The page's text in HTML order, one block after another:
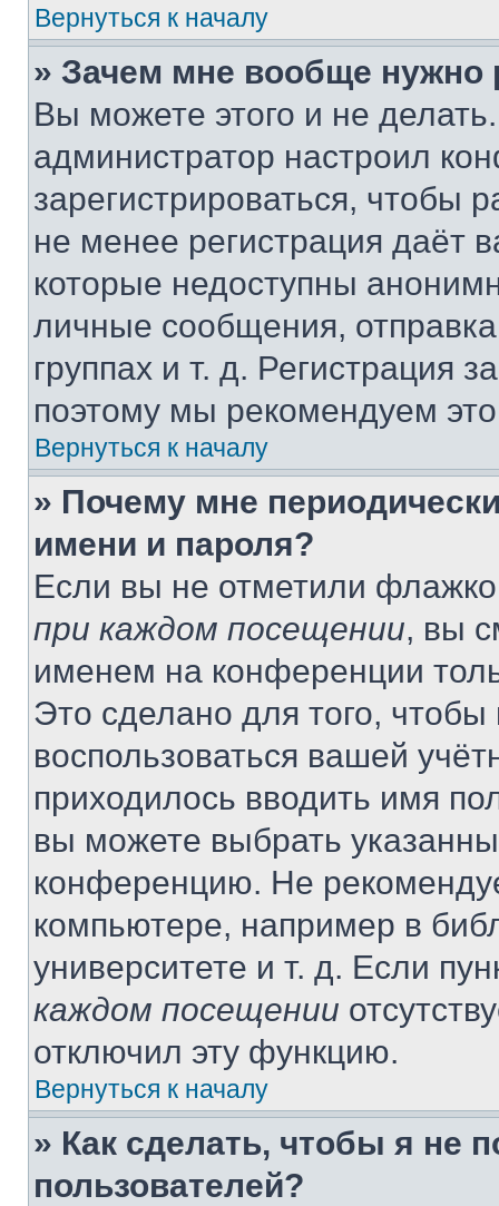
Вернуться к началу
» Зачем мне вообще нужно
Вы можете этого и не
администратор настроил
зарегистрироваться, чтобы
не менее регистрация даёт
которые недоступны
личные сообщения,
группах и т. д. Регистрация
поэтому мы рекомендуем
Вернуться к началу
» Почему мне
имени и пароля?
Если вы не отметили
при каждом посещении, вы
именем на конференции
Это сделано для того, чтобы
воспользоваться вашей
приходилось вводить имя
вы можете выбрать
конференцию. Не
компьютере, например в
университете и т. д. Если
каждом посещении
отключил эту функцию.
Вернуться к началу
» Как сделать, чтобы я не
пользователей?